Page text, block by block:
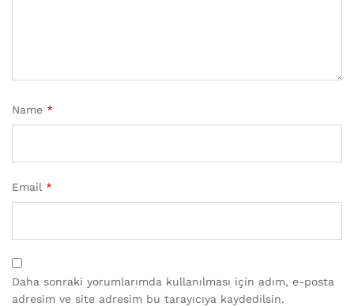
Name *
Email *
Daha sonraki yorumlarımda kullanılması için adım, e-posta
adresim ve site adresim bu tarayıcıya kaydedilsin.